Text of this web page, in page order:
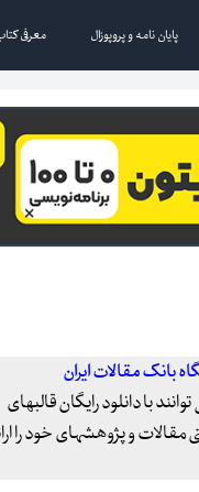
پایان نامه و پروپوزال معرفی
بانک مقالات ایران
با دانلود رایگان قالبهای
و پژوهشهای خود را